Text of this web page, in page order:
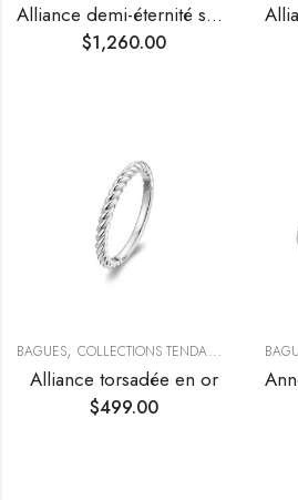
Alliance demi-éternité sertie de diamants
$1,260.00
BAGUES, COLLECTIONS TENDANCES
Alliance torsadée en or
$499.00